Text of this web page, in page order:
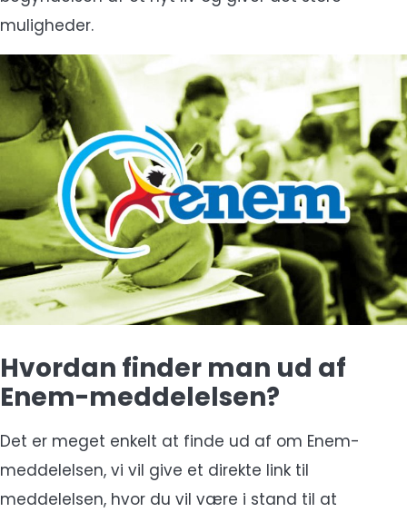
muligheder.
Hvordan finder man ud af
Enem-meddelelsen?
Det er meget enkelt at finde ud af om Enem-
meddelelsen, vi vil give et direkte link til
meddelelsen, hvor du vil være i stand til at